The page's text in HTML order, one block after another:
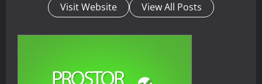
Visit Website View All Posts